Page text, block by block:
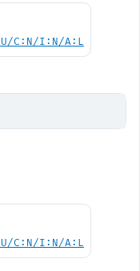
C:N/I:N/A:L
C:N/I:N/A:L